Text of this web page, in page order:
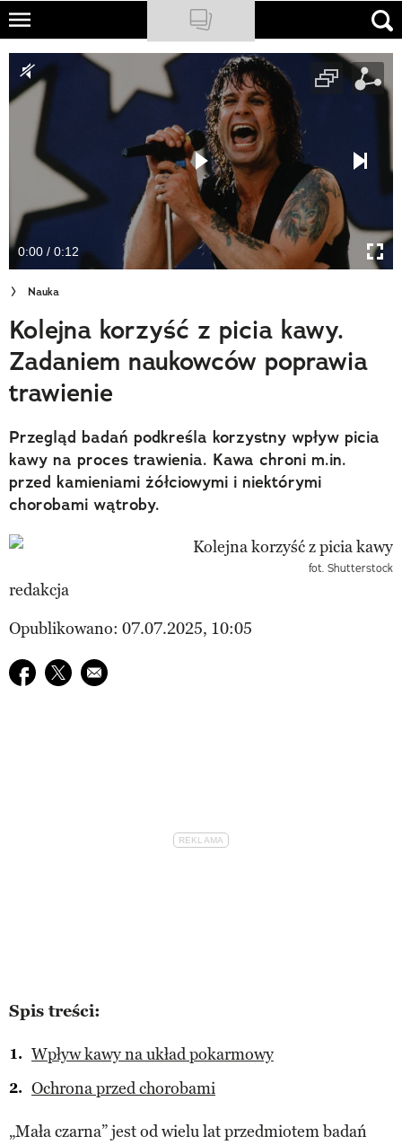
Skip
main
content
NATIONAL GEOGRAPHIC
TRAVELER
PODCASTY
Newsletter
Cuda Polski
Wielki Konkurs Fotograficzny
Trendbook Podróżniczy
Polecane
0:00 / 0:12
Nauka
Kolejna korzyść z picia kawy.
Zadaniem naukowców poprawia
trawienie
Przegląd badań podkreśla korzystny wpływ picia
kawy na proces trawienia. Kawa chroni m.in.
przed kamieniami żółciowymi i niektórymi
chorobami wątroby.
fot. Shutterstock
redakcja
Opublikowano: 07.07.2025, 10:05
Udostępnij na facebook
Udostępnij na twitter
E-mail do przyjaciela
Spis treści:
Wpływ kawy na układ pokarmowy
Ochrona przed chorobami
„Mała czarna” jest od wielu lat przedmiotem badań